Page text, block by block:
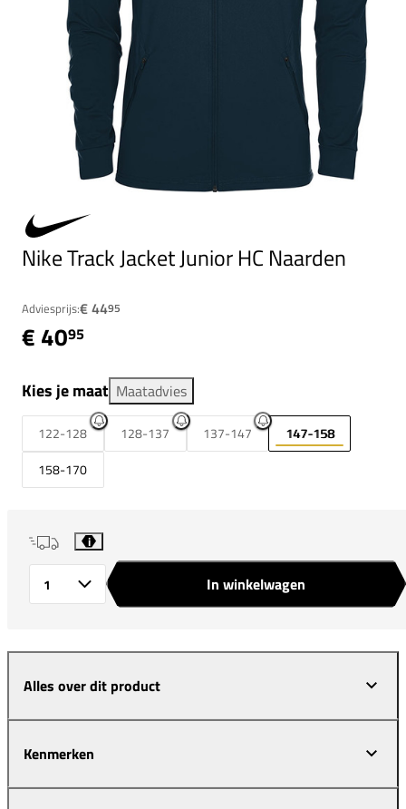
Nike Track Jacket Junior HC Naarden
Adviesprijs:€ 4495
€ 4095
Kies je maat Maatadvies
122-128 128-137 137-147
147-158
158-170
i
In winkelwagen
Alles over dit product
Kenmerken